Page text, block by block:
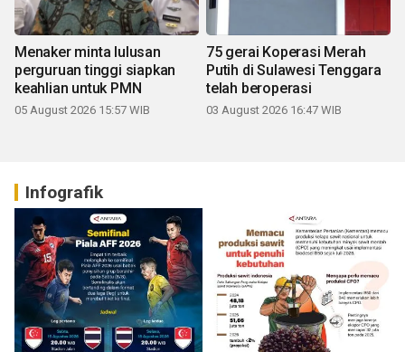
Menaker minta lulusan
perguruan tinggi siapkan
keahlian untuk PMN
05 August 2026 15:57 WIB
75 gerai Koperasi Merah
Putih di Sulawesi Tenggara
telah beroperasi
03 August 2026 16:47 WIB
Infografik